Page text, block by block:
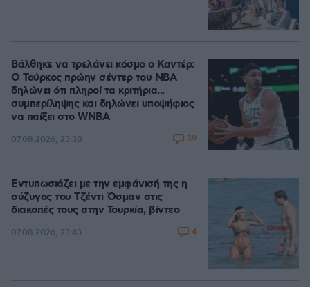
Βάλθηκε να τρελάνει κόσμο ο Καντέρ:
Ο Τούρκος πρώην σέντερ του NBA
δηλώνει ότι πληροί τα κριτήρια...
συμπερίληψης και δηλώνει υποψήφιος
να παίξει στο WNBA
07.08.2026, 23:30 39
Εντυπωσιάζει με την εμφάνισή της η
σύζυγος του Τζέντι Όσμαν στις
διακοπές τους στην Τουρκία, βίντεο
07.08.2026, 23:43 4